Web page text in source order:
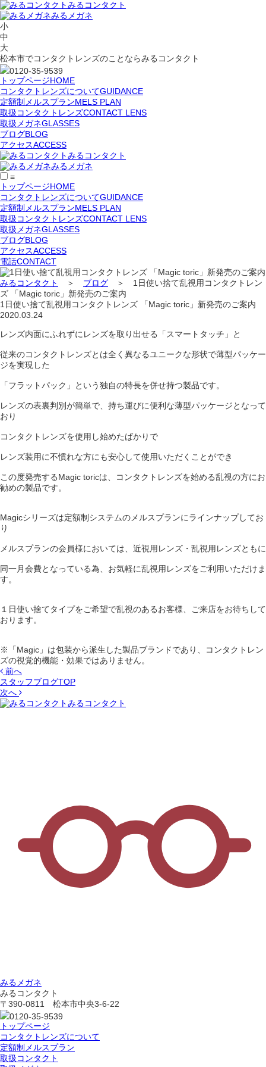
みるコンタクト
みるメガネ
小
中
大
松本市でコンタクトレンズのことならみるコンタクト
0120-35-9539
トップページHOME
コンタクトレンズについてGUIDANCE
定額制メルスプランMELS PLAN
取扱コンタクトレンズCONTACT LENS
取扱メガネGLASSES
ブログBLOG
アクセスACCESS
みるコンタクト
みるメガネ
≡
トップページHOME
コンタクトレンズについてGUIDANCE
定額制メルスプランMELS PLAN
取扱コンタクトレンズCONTACT LENS
取扱メガネGLASSES
ブログBLOG
アクセスACCESS
電話CONTACT
みるコンタクト ＞ ブログ ＞ 1日使い捨て乱視用コンタクトレン
ズ 「Magic toric」新発売のご案内
1日使い捨て乱視用コンタクトレンズ 「Magic toric」新発売のご案内
2020.03.24
レンズ内面にふれずにレンズを取り出せる「スマートタッチ」と
従来のコンタクトレンズとは全く異なるユニークな形状で薄型パッケー
ジを実現した
「フラットパック」という独自の特長を併せ持つ製品です。
レンズの表裏判別が簡単で、持ち運びに便利な薄型パッケージとなって
おり
コンタクトレンズを使用し始めたばかりで
レンズ装用に不慣れな方にも安心して使用いただくことができ
この度発売するMagic toricは、コンタクトレンズを始める乱視の方にお
勧めの製品です。
Magicシリーズは定額制システムのメルスプランにラインナップしてお
り
メルスプランの会員様においては、近視用レンズ・乱視用レンズともに
同一月会費となっている為、お気軽に乱視用レンズをご利用いただけま
す。
１日使い捨てタイプをご希望で乱視のあるお客様、ご来店をお待ちして
おります。
※「Magic」は包装から派生した製品ブランドであり、コンタクトレン
ズの視覚的機能・効果ではありません。
前へ
スタッフブログTOP
次へ
みるコンタクト
みるメガネ
みるコンタクト
〒390-0811 松本市中央3-6-22
0120-35-9539
トップページ
コンタクトレンズについて
定額制メルスプラン
取扱コンタクト